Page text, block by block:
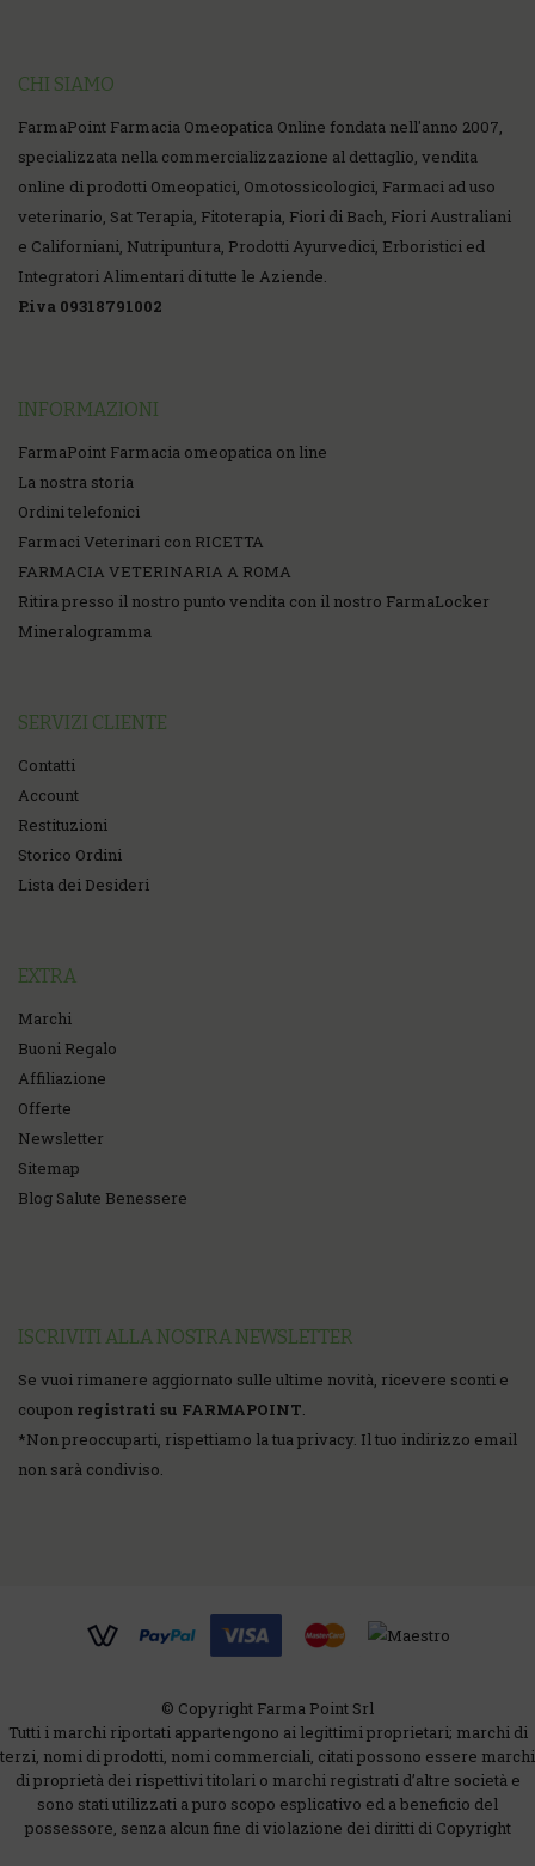
CHI SIAMO
FarmaPoint Farmacia Omeopatica Online fondata nell'anno 2007,
specializzata nella commercializzazione al dettaglio, vendita
online di prodotti Omeopatici, Omotossicologici, Farmaci ad uso
veterinario, Sat Terapia, Fitoterapia, Fiori di Bach, Fiori Australiani
e Californiani, Nutripuntura, Prodotti Ayurvedici, Erboristici ed
Integratori Alimentari di tutte le Aziende.
P.iva 09318791002
INFORMAZIONI
FarmaPoint Farmacia omeopatica on line
La nostra storia
Ordini telefonici
Farmaci Veterinari con RICETTA
FARMACIA VETERINARIA A ROMA
Ritira presso il nostro punto vendita con il nostro FarmaLocker
Mineralogramma
SERVIZI CLIENTE
Contatti
Account
Restituzioni
Storico Ordini
Lista dei Desideri
EXTRA
Marchi
Buoni Regalo
Affiliazione
Offerte
Newsletter
Sitemap
Blog Salute Benessere
ISCRIVITI ALLA NOSTRA NEWSLETTER
Se vuoi rimanere aggiornato sulle ultime novità, ricevere sconti e
coupon registrati su FARMAPOINT.
*Non preoccuparti, rispettiamo la tua privacy. Il tuo indirizzo email
non sarà condiviso.
© Copyright Farma Point Srl
Tutti i marchi riportati appartengono ai legittimi proprietari; marchi di
terzi, nomi di prodotti, nomi commerciali, citati possono essere marchi
di proprietà dei rispettivi titolari o marchi registrati d’altre società e
sono stati utilizzati a puro scopo esplicativo ed a beneficio del
possessore, senza alcun fine di violazione dei diritti di Copyright